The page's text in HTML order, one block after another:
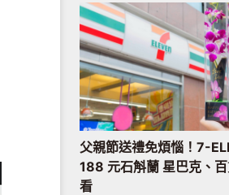
父親節送禮免煩惱！7-
188 元石斛蘭 星巴克、
看